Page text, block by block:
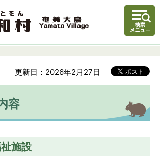
更新日：2026年2月27日
容
施設